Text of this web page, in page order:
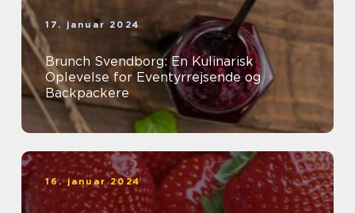
17. januar 2024
Brunch Svendborg: En Kulinarisk
Oplevelse for Eventyrrejsende og
Backpackere
16. januar 2024